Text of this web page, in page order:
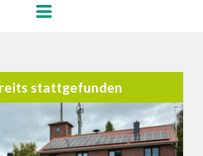
Menu
stattgefunden